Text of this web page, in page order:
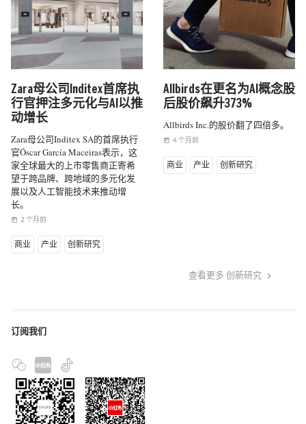
Zara母公司Inditex首席执
行官押注多元化与AI以推
动增长
Zara母公司Inditex SA的首席执行
官Óscar García Maceiras表示，这
家全球最大的上市零售商正寄希
望于跨品牌、跨地域的多元化发
展以及人工智能技术来推动增
长。
today 2 个月前
商业 产业 创新研究
Allbirds在更名为AI概念股
后股价飙升373%
Allbirds Inc.的股价翻了四倍多。
today 4 个月前
商业 产业 创新研究
查看更多 创新研究 keyboard_arrow_right
订阅我们